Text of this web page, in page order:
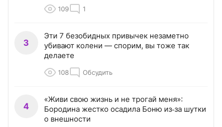
109 1
3
Эти 7 безобидных привычек незаметно
убивают колени — спорим, вы тоже так
делаете
108 Обсудить
4
«Живи свою жизнь и не трогай меня»:
Бородина жестко осадила Боню из‑за шутки
о внешности